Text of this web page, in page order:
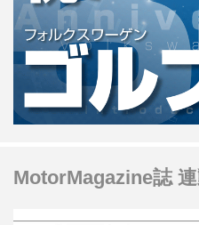
MotorMagazine誌